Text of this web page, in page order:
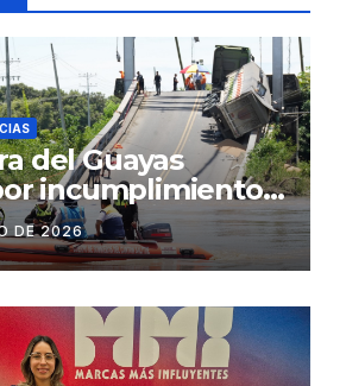
del Guayas
incumplimiento
a la
CONORTE y
en
del puente
Cornejo, en
DE 2026